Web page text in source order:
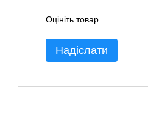
Оцініть товар
Надіслати